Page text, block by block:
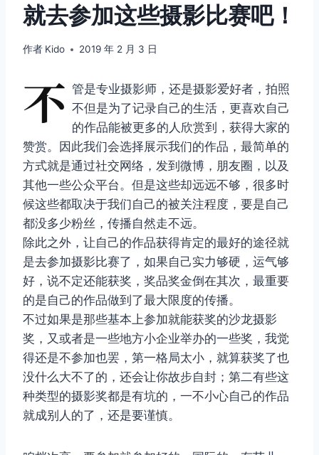
就去参加这些摄影比赛吧！
作者 Kido 2019 年 2 月 3 日
不 管是专业摄影师，还是摄影爱好者，拍照
不但是为了记录自己的生活，更喜欢自己
的作品能被更多的人欣赏到，获得大家的
赞赏。因此我们会选择展示我们的作品，最简单的
方式就是通过社交网络，发到微博，朋友圈，以及
其他一些公众平台。但是这些却远远不够，很多时
候这些都取决于我们自己的被关注程度，要是自己
都没多少粉丝，传播自然走不远。
除此之外，让自己的作品获得肯定的最好的途径就
是去参加摄影比赛了，如果自己实力够硬，运气够
好，说不定还能获奖，奖品奖金倒在其次，最重要
的是自己的作品做到了最大限度的传播。
不过如果是那些基本上参加就能获奖的沙龙摄影
奖，又或者是一些地方小企业举办的一些奖，我觉
得还是不参加也罢，第一格局太小，就算获奖了也
没什么大不了的，还会让你故步自封；第二有些这
种类型的摄影奖都是有坑的，一不小心自己的作品
就成别人的了，还是要谨慎。